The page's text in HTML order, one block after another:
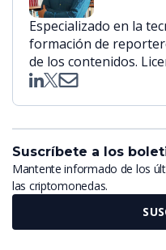
Especializado en la
formación de
de los contenidos.
Suscríbete a los
Mantente informado de los
las criptomonedas.